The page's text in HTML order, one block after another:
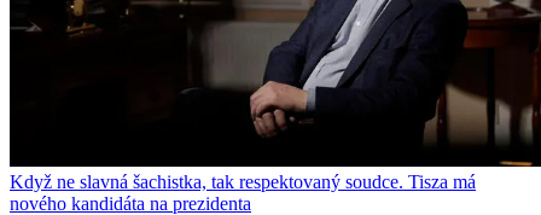
Když ne slavná šachistka, tak respektovaný soudce. Tisza má
nového kandidáta na prezidenta